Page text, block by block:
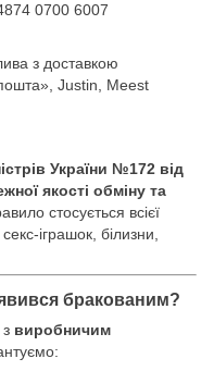
0700 6007
з доставкою
Justin, Meest
України №172 від
якості обміну та
стосується всієї
іграшок, білизни,
бракованим?
виробничим